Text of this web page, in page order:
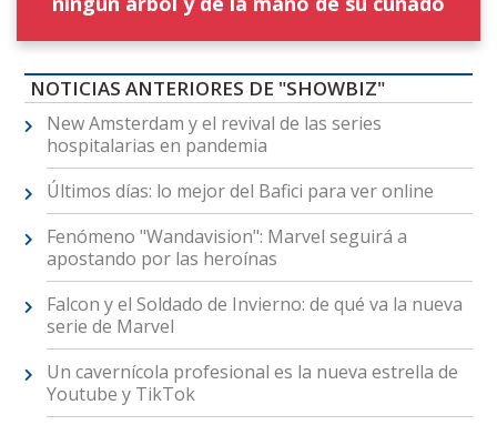
NOTICIAS ANTERIORES DE "SHOWBIZ"
New Amsterdam y el revival de las series
hospitalarias en pandemia
Últimos días: lo mejor del Bafici para ver online
Fenómeno "Wandavision": Marvel seguirá a
apostando por las heroínas
Falcon y el Soldado de Invierno: de qué va la nueva
serie de Marvel
Un cavernícola profesional es la nueva estrella de
Youtube y TikTok